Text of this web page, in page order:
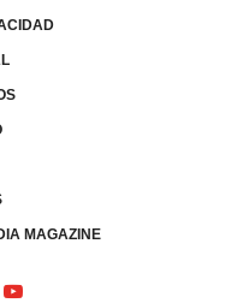
MAGAZINE